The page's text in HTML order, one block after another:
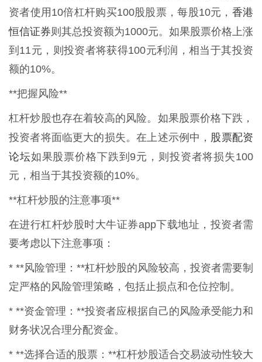
资者使用10倍杠杆购买100股股票，每股10元， 香港
恒信证券则其总投资额为1000元。如果股票价格上涨
到11元，则投资者将获得100元利润，相当于其投资
额的10%。
**把握风险**
杠杆炒股也存在着较高的风险。如果股票价格下跌，
投资者将面临更大的损失。在上述示例中， 股票配资
论坛如果股票价格下跌到9元，则投资者将损失100
元，相当于其投资额的10%。
**杠杆炒股的注意事项**
在进行杠杆炒股时大牛证券app下载地址，投资者需
要考虑以下注意事项：
* **风险管理：**杠杆炒股的风险较高，投资者需要制
定严格的风险管理策略，包括止损点和仓位控制。
* **资金管理：**投资者应根据自己的风险承受能力和
财务状况合理分配资金。
* **选择合适的股票：**杠杆炒股适合交易波动性较大